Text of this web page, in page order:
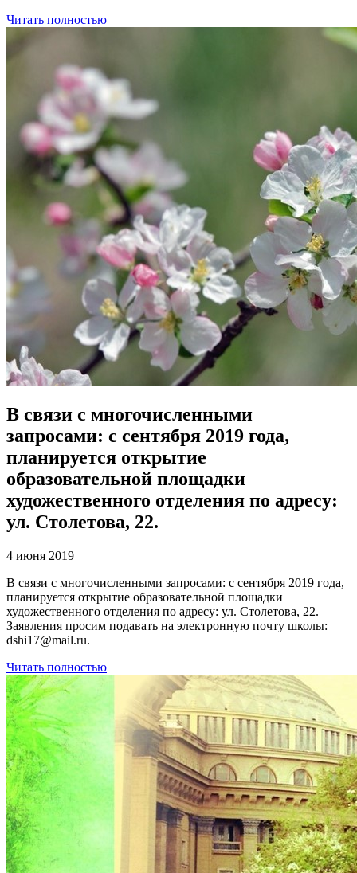
Читать полностью
В связи с многочисленными
запросами: с сентября 2019 года,
планируется открытие
образовательной площадки
художественного отделения по адресу:
ул. Столетова, 22.
4 июня 2019
В связи с многочисленными запросами: с сентября 2019 года,
планируется открытие образовательной площадки
художественного отделения по адресу: ул. Столетова, 22.
Заявления просим подавать на электронную почту школы:
dshi17@mail.ru.
Читать полностью